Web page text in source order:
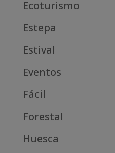
Ecoturismo
Estepa
Estival
Eventos
Fácil
Forestal
Huesca